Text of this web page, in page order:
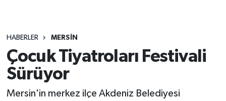
HABERLER MERSIN
Çocuk Tiyatroları Festivali
Sürüyor
Mersin'in merkez ilçe Akdeniz Belediyesi